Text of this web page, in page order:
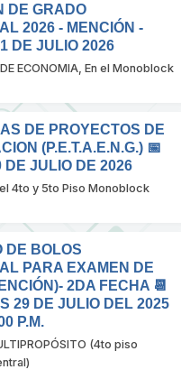
DE GRADO
2026 - MENCIÓN -
DE JULIO 2026
ECONOMIA, En el Monoblock
DE PROYECTOS DE
(P.E.T.A.E.N.G.) 📅
DE JULIO DE 2026
4to y 5to Piso Monoblock
DE BOLOS
PARA EXAMEN DE
2DA FECHA 📆
29 DE JULIO DEL 2025
P.M.
(4to piso